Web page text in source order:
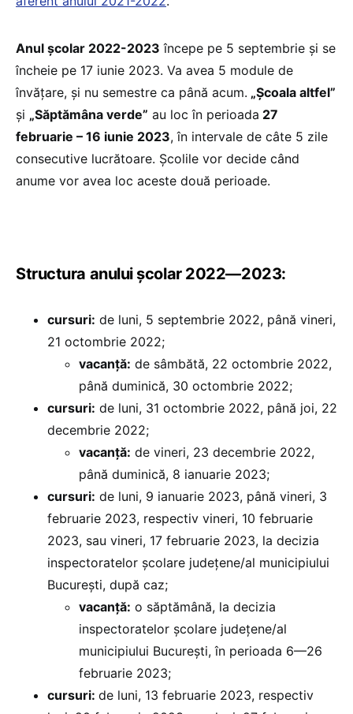
Anul școlar 2022-2023 începe pe 5 septembrie și se
încheie pe 17 iunie 2023. Va avea 5 module de
învățare, și nu semestre ca până acum. „Școala altfel”
și „Săptămâna verde” au loc în perioada 27
februarie – 16 iunie 2023, în intervale de câte 5 zile
consecutive lucrătoare. Școlile vor decide când
anume vor avea loc aceste două perioade.
Structura anului școlar 2022—2023:
cursuri: de luni, 5 septembrie 2022, până vineri,
21 octombrie 2022;
vacanță: de sâmbătă, 22 octombrie 2022,
până duminică, 30 octombrie 2022;
cursuri: de luni, 31 octombrie 2022, până joi, 22
decembrie 2022;
vacanță: de vineri, 23 decembrie 2022,
până duminică, 8 ianuarie 2023;
cursuri: de luni, 9 ianuarie 2023, până vineri, 3
februarie 2023, respectiv vineri, 10 februarie
2023, sau vineri, 17 februarie 2023, la decizia
inspectoratelor școlare județene/al municipiului
București, după caz;
vacanță: o săptămână, la decizia
inspectoratelor școlare județene/al
municipiului București, în perioada 6—26
februarie 2023;
cursuri: de luni, 13 februarie 2023, respectiv